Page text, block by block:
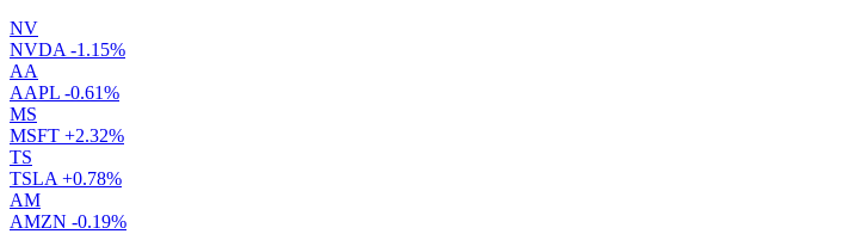
NV
NVDA -1.15%
AA
AAPL -0.61%
MS
MSFT +2.32%
TS
TSLA +0.78%
AM
AMZN -0.19%